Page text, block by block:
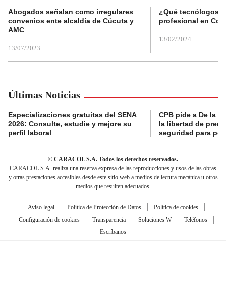
Abogados señalan como irregulares
convenios ente alcaldía de Cúcuta y
AMC
13/07/2023
¿Qué tecnólogos
profesional en
13/02/2024
Últimas Noticias
Especializaciones gratuitas del SENA
2026: Consulte, estudie y mejore su
perfil laboral
CPB pide a De la
la libertad de
seguridad para
© CARACOL S.A. Todos los derechos reservados.
CARACOL S.A. realiza una reserva expresa de las reproducciones y usos de las obras
y otras prestaciones accesibles desde este sitio web a medios de lectura mecánica u otros
medios que resulten adecuados.
Aviso legal Política de Protección de Datos
Política de cookies
Configuración de cookies
Transparencia Soluciones W
Teléfonos
Escríbanos